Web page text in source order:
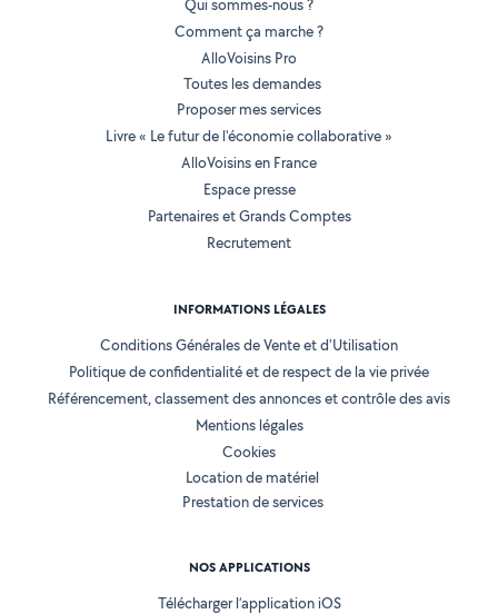
Qui sommes-nous ?
Comment ça marche ?
AlloVoisins Pro
Toutes les demandes
Proposer mes services
Livre « Le futur de l'économie collaborative »
AlloVoisins en France
Espace presse
Partenaires et Grands Comptes
Recrutement
INFORMATIONS LÉGALES
Conditions Générales de Vente et d'Utilisation
Politique de confidentialité et de respect de la vie privée
Référencement, classement des annonces et contrôle des avis
Mentions légales
Cookies
Location de matériel
Prestation de services
NOS APPLICATIONS
Télécharger l’application iOS